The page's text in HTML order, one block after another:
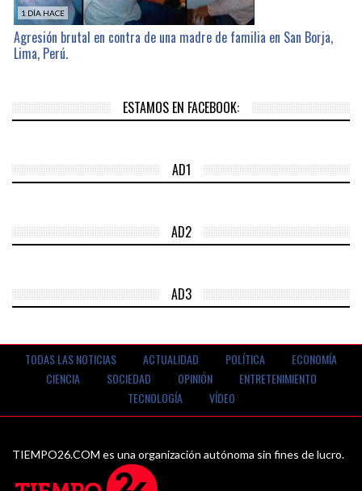
1 DÍA HACE
Agresión brutal en contra de una madre de familia en San Borja,
Lima, Perú.
ESTAMOS EN FACEBOOK:
AD1
AD2
AD3
TODAS LAS NOTICIAS ACTUALIDAD POLÍTICA
ECONOMÍA
CIENCIA
SOCIEDAD OPINIÓN
ENTRETENIMIENTO
TECNOLOGÍA
VÍDEO
TIEMPO26.COM es una organización autónoma sin fines de lucro.